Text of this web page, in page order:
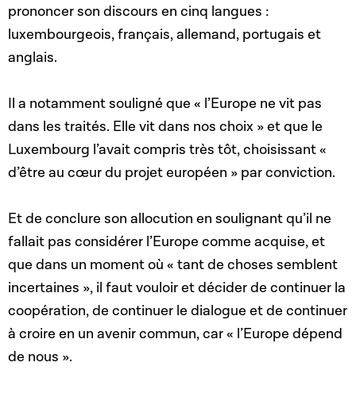
prononcer son discours en cinq langues :
luxembourgeois, français, allemand, portugais et
anglais.
Il a notamment souligné que « l’Europe ne vit pas
dans les traités. Elle vit dans nos choix » et que le
Luxembourg l’avait compris très tôt, choisissant «
d’être au cœur du projet européen » par conviction.
Et de conclure son allocution en soulignant qu’il ne
fallait pas considérer l’Europe comme acquise, et
que dans un moment où « tant de choses semblent
incertaines », il faut vouloir et décider de continuer la
coopération, de continuer le dialogue et de continuer
à croire en un avenir commun, car « l’Europe dépend
de nous ».